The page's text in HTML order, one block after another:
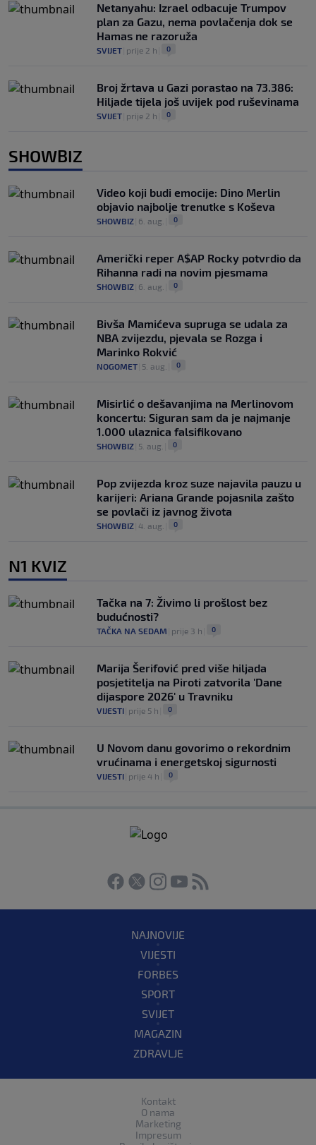
Netanyahu: Izrael odbacuje Trumpov
plan za Gazu, nema povlačenja dok se
Hamas ne razoruža
SVIJET prije 2 h 0
Broj žrtava u Gazi porastao na 73.386:
Hiljade tijela još uvijek pod ruševinama
SVIJET prije 2 h 0
SHOWBIZ
Video koji budi emocije: Dino Merlin
objavio najbolje trenutke s Koševa
SHOWBIZ 6. aug. 0
Američki reper A$AP Rocky potvrdio da
Rihanna radi na novim pjesmama
SHOWBIZ 6. aug. 0
Bivša Mamićeva supruga se udala za
NBA zvijezdu, pjevala se Rozga i
Marinko Rokvić
NOGOMET 5. aug. 0
Misirlić o dešavanjima na Merlinovom
koncertu: Siguran sam da je najmanje
1.000 ulaznica falsifikovano
SHOWBIZ 5. aug. 0
Pop zvijezda kroz suze najavila pauzu u
karijeri: Ariana Grande pojasnila zašto
se povlači iz javnog života
SHOWBIZ 4. aug. 0
N1 KVIZ
Tačka na 7: Živimo li prošlost bez
budućnosti?
TAČKA NA SEDAM prije 3 h 0
Marija Šerifović pred više hiljada
posjetitelja na Piroti zatvorila 'Dane
dijaspore 2026' u Travniku
VIJESTI prije 5 h 0
U Novom danu govorimo o rekordnim
vrućinama i energetskoj sigurnosti
VIJESTI prije 4 h 0
NAJNOVIJE
VIJESTI
FORBES
SPORT
SVIJET
MAGAZIN
ZDRAVLJE
Kontakt
O nama
Marketing
Impresum